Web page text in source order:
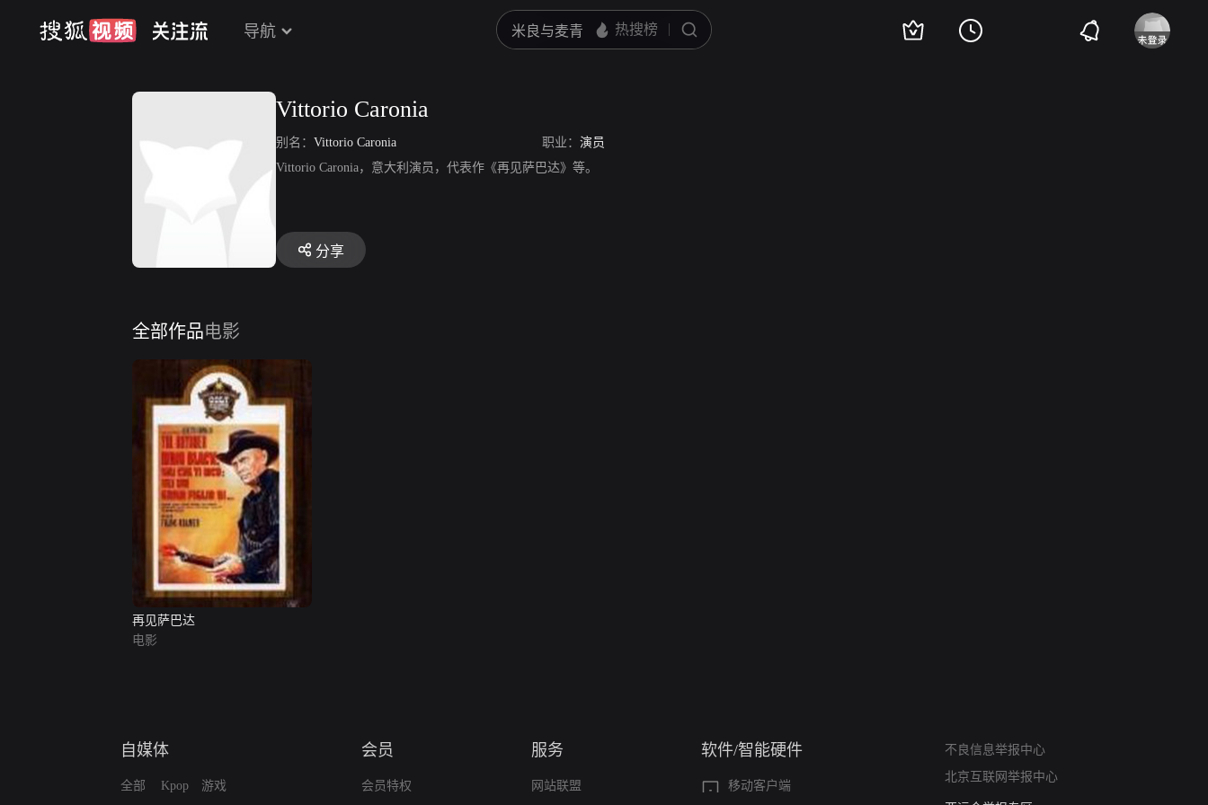
导航
Vittorio Caronia
别名： Vittorio Caronia 职业： 演员
Vittorio Caronia，意大利演员，代表作《再见萨巴达》等。
分享
全部作品电影
再见萨巴达
电影
自媒体
全部 Kpop 游戏
会员
会员特权
服务
网站联盟
软件/智能硬件
移动客户端
不良信息举报中心
北京互联网举报中心
算法推荐专项举报